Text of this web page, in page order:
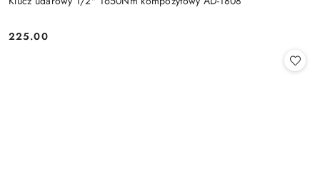
Cena:
225.00